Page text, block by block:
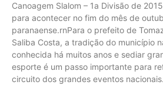
Canoagem Slalom – 1a Divisão de
para acontecer no fim do mês de
paranaense.rnPara o prefeito de
Saliba Costa, a tradição do município
conhecida há muitos anos e sediar
esporte é um passo importante para
circuito dos grandes eventos